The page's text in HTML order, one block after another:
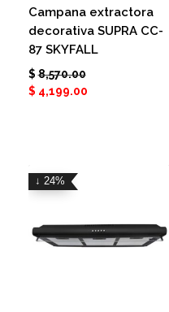
Campana extractora
decorativa SUPRA CC-
87 SKYFALL
$ 8,570.00
$ 4,199.00
↓ 24%